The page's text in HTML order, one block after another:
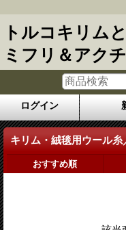
トルコキリム
ミフリ＆アク
ログイン
キリム・絨毯用ウール
おすすめ順